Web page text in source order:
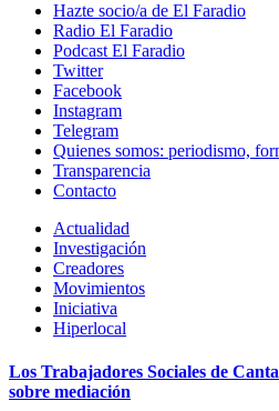
Hazte socio/a de El Faradio
Radio El Faradio
Podcast El Faradio
Twitter
Facebook
Instagram
Telegram
Quienes somos: periodismo,
Transparencia
Contacto
Actualidad
Investigación
Creadores
Movimientos
Iniciativa
Hiperlocal
Los Trabajadores Sociales de
sobre mediación